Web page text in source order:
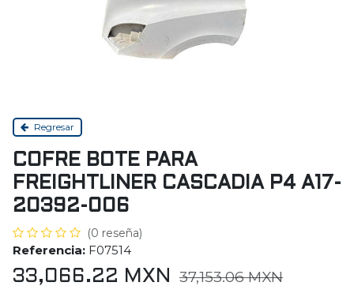
Regresar
COFRE BOTE PARA
FREIGHTLINER CASCADIA P4 A17-
20392-006
(0 reseña)
Referencia: F07514
33,066.22 MXN 37,153.06MXN